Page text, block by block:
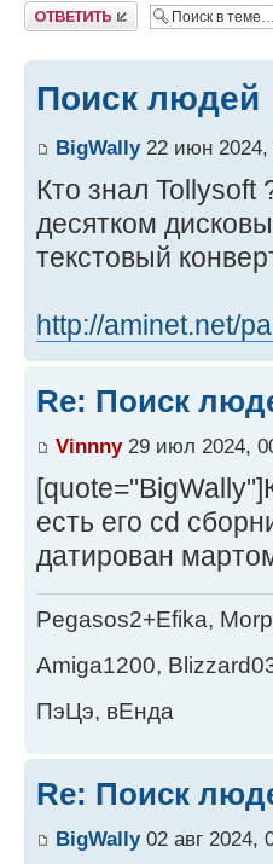
Ответить
Поиск людей
BigWally22 июн 2024,
Кто знал
десятком
текстовый
http://aminet.net/
Re: Поиск
Vinnny29 июл 2024,
есть его cd
датирован
Pegasos2+Efika,
Amiga1200,
ПэЦэ, вЕнда
Re: Поиск
BigWally02 авг 2024,